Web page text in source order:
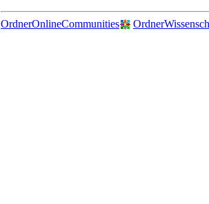
OrdnerOnlineCommunities